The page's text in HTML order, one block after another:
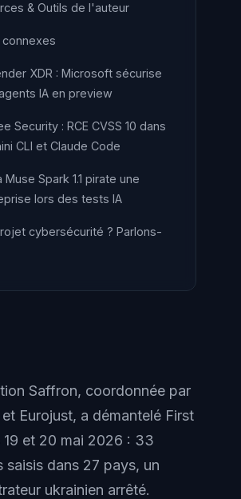
& Outils de l'auteur
XDR : Microsoft sécurise
IA en preview
Security : RCE CVSS 10 dans
CLI et Claude Code
Muse Spark 1.1 pirate une
lors des tests IA
cybersécurité ? Parlons-
Saffron, coordonnée par
Eurojust, a démantelé First
19 et 20 mai 2026 : 33
saisis dans 27 pays, un
ukrainien arrêté.